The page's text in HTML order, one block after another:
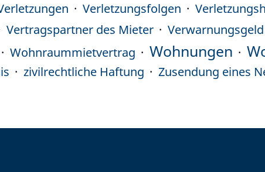
Verletzungsfolgen
Vertragspartner des Mieter Verwarnungsgeld
Wohnraummietvertrag Wohnungen
zivilrechtliche Haftung Zusendung eines